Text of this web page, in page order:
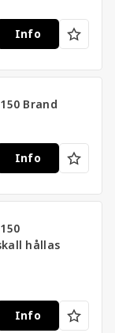
Info
Brand
Info
hållas
Info